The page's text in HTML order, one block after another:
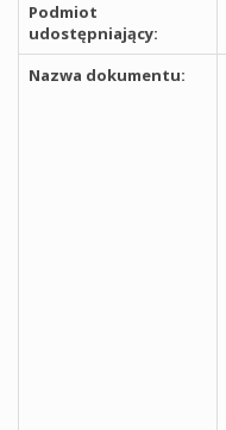
Podmiot
udostępniający:
Nazwa dokumentu: